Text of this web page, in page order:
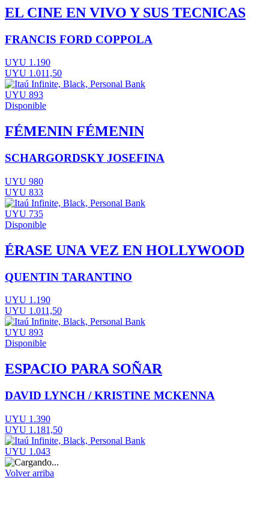
EL CINE EN VIVO Y SUS TECNICAS
FRANCIS FORD COPPOLA
UYU 1.190
UYU 1.011,50
UYU 893
Disponible
FÉMENIN FÉMENIN
SCHARGORDSKY JOSEFINA
UYU 980
UYU 833
UYU 735
Disponible
ÉRASE UNA VEZ EN HOLLYWOOD
QUENTIN TARANTINO
UYU 1.190
UYU 1.011,50
UYU 893
Disponible
ESPACIO PARA SOÑAR
DAVID LYNCH / KRISTINE MCKENNA
UYU 1.390
UYU 1.181,50
UYU 1.043
Volver arriba